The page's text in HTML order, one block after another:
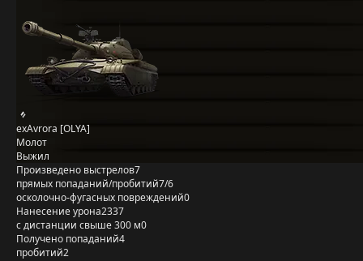
exAvrora [OLYA]
Молот
Выжил
Произведено выстрелов7
прямых попаданий/пробитий7/6
осколочно-фугасных повреждений0
Нанесение урона2337
с дистанции свыше 300 м0
Получено попаданий4
пробитий2